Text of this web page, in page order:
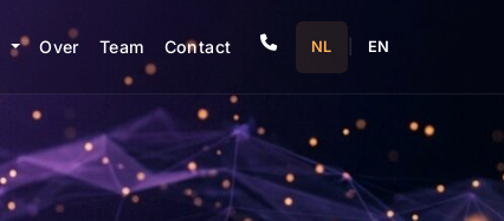
Over Team Contact NL EN